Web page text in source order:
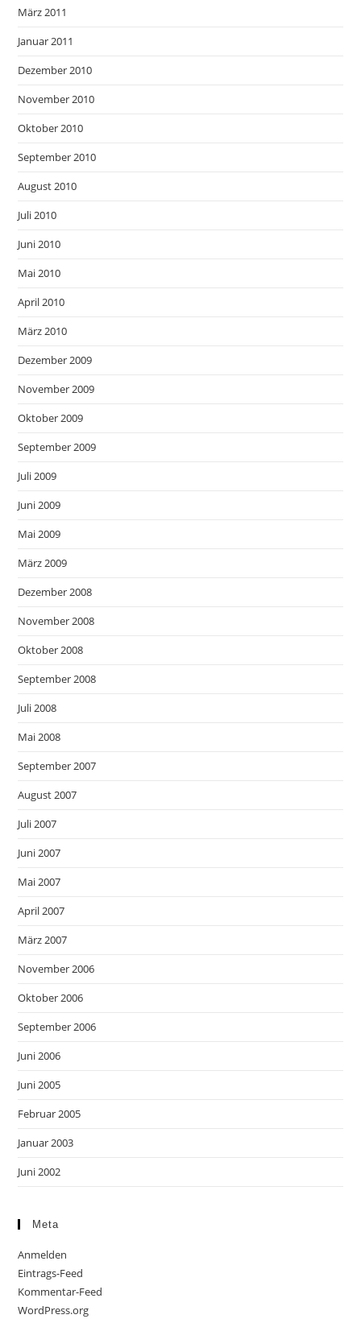
März 2011
Januar 2011
Dezember 2010
November 2010
Oktober 2010
September 2010
August 2010
Juli 2010
Juni 2010
Mai 2010
April 2010
März 2010
Dezember 2009
November 2009
Oktober 2009
September 2009
Juli 2009
Juni 2009
Mai 2009
März 2009
Dezember 2008
November 2008
Oktober 2008
September 2008
Juli 2008
Mai 2008
September 2007
August 2007
Juli 2007
Juni 2007
Mai 2007
April 2007
März 2007
November 2006
Oktober 2006
September 2006
Juni 2006
Juni 2005
Februar 2005
Januar 2003
Juni 2002
Meta
Anmelden
Eintrags-Feed
Kommentar-Feed
WordPress.org